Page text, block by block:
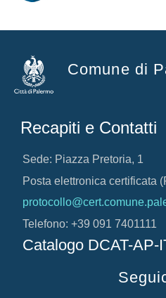
Comune di
Recapiti e Contatti
Sede: Piazza Pretoria, 1
Posta elettronica certificata
Telefono: +39 091 7401111
Catalogo DCAT-AP-